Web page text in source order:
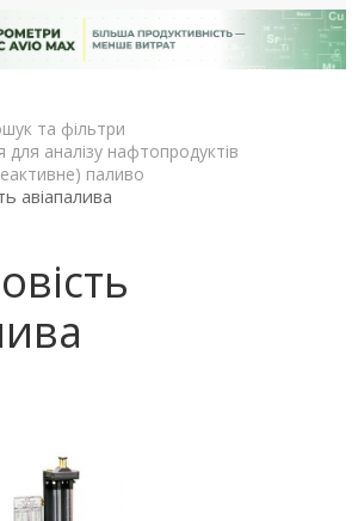
та фільтри
аналізу нафтопродуктів
паливо
авіапалива